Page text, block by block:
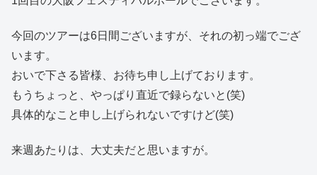
今回のツアーは6日間ございますが、それの初っ端でござ
います。
おいで下さる皆様、お待ち申し上げております。
もうちょっと、やっぱり直近で録らないと(笑)
具体的なこと申し上げられないですけど(笑)
来週あたりは、大丈夫だと思いますが。